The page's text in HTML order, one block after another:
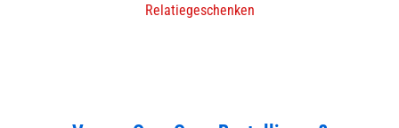
Relatiegeschenken